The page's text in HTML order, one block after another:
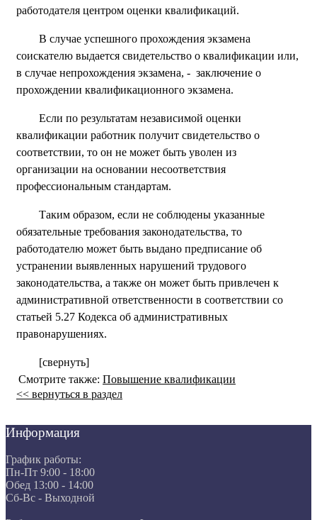
работодателя центром оценки квалификаций.
В случае успешного прохождения экзамена
соискателю выдается свидетельство о квалификации или,
в случае непрохождения экзамена, - заключение о
прохождении квалификационного экзамена.
Если по результатам независимой оценки
квалификации работник получит свидетельство о
соответствии, то он не может быть уволен из
организации на основании несоответствия
профессиональным стандартам.
Таким образом, если не соблюдены указанные
обязательные требования законодательства, то
работодателю может быть выдано предписание об
устранении выявленных нарушений трудового
законодательства, а также он может быть привлечен к
административной ответственности в соответствии со
статьей 5.27 Кодекса об административных
правонарушениях.
[свернуть]
Смотрите также: Повышение квалификации
<< вернуться в раздел
Информация
График работы:
Пн-Пт 9:00 - 18:00
Обед 13:00 - 14:00
Сб-Вс - Выходной